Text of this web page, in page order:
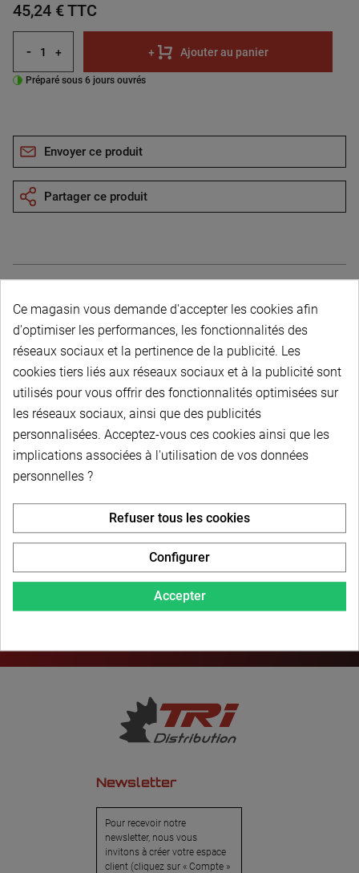
45,24 €TTC
- + + Ajouter au panier
Préparé sous 6 jours ouvrés
Envoyer ce produit
Partager ce produit
Description du produit
PAIEMENT SÉCURISÉ
LIVRAISON PERSONNALISÉE
Newsletter
Pour recevoir notre
newsletter, nous vous
invitons à créer votre espace
client (cliquez sur « Compte »
Ce magasin vous demande d'accepter les cookies afin
d'optimiser les performances, les fonctionnalités des
réseaux sociaux et la pertinence de la publicité. Les
cookies tiers liés aux réseaux sociaux et à la publicité sont
utilisés pour vous offrir des fonctionnalités optimisées sur
les réseaux sociaux, ainsi que des publicités
personnalisées. Acceptez-vous ces cookies ainsi que les
implications associées à l'utilisation de vos données
personnelles ?
Accepter
Refuser tous les cookies
Configurer